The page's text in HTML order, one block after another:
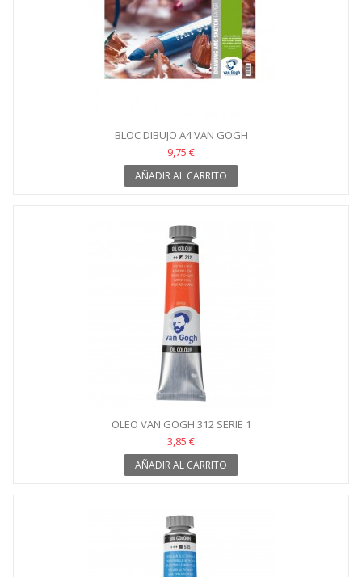
BLOC DIBUJO A4 VAN GOGH
9,75 €
AÑADIR AL CARRITO
OLEO VAN GOGH 312 SERIE 1
3,85 €
AÑADIR AL CARRITO